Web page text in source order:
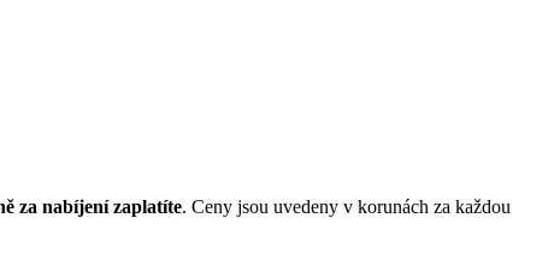
za nabíjení zaplatíte. Ceny jsou uvedeny v korunách za každou